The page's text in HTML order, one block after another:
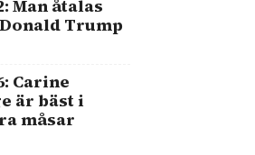
Man åtalas
Trump
Carine
är bäst i
måsar